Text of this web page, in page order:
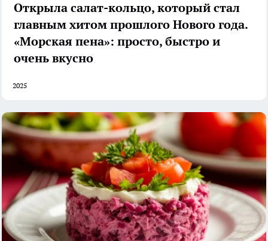
Открыла салат-кольцо, который стал
главным хитом прошлого Нового года.
«Морская пена»: просто, быстро и
очень вкусно
2025